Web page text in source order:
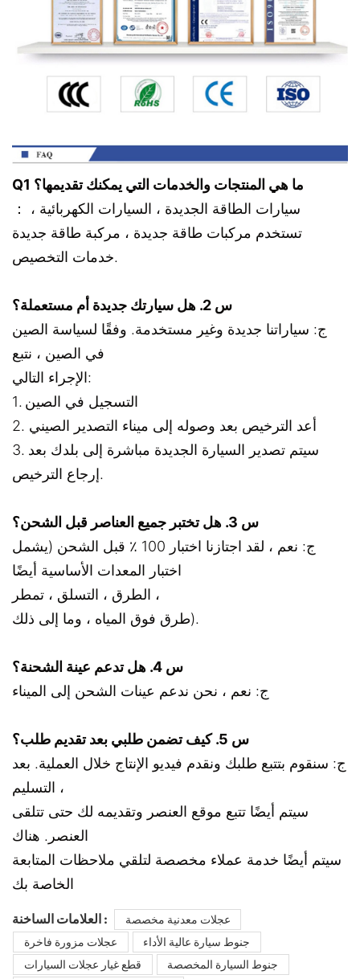
Q1 ما هي المنتجات والخدمات التي يمكنك تقديمها؟
： سيارات الطاقة الجديدة ، السيارات الكهربائية ،
تستخدم مركبات طاقة جديدة ، مركبة طاقة جديدة
خدمات التخصيص.
س 2. هل سيارتك جديدة أم مستعملة؟
ج: سياراتنا جديدة وغير مستخدمة. وفقًا لسياسة الصين
في الصين ، نتبع
الإجراء التالي:
1. التسجيل في الصين
2. أعد الترخيص بعد وصوله إلى ميناء التصدير الصيني
3. سيتم تصدير السيارة الجديدة مباشرة إلى بلدك بعد
إرجاع الترخيص.
س 3. هل تختبر جميع العناصر قبل الشحن؟
ج: نعم ، لقد اجتازنا اختبار 100 ٪ قبل الشحن (يشمل
اختبار المعدات الأساسية أيضًا
الطرق ، التسلق ، تمطر ،
طرق فوق المياه ، وما إلى ذلك).
س 4. هل تدعم عينة الشحنة؟
ج: نعم ، نحن ندعم عينات الشحن إلى الميناء
س 5. كيف تضمن طلبي بعد تقديم طلب؟
ج: سنقوم بتتبع طلبك ونقدم فيديو الإنتاج خلال العملية. بعد
التسليم ،
سيتم أيضًا تتبع موقع العنصر وتقديمه لك حتى تتلقى
العنصر. هناك
سيتم أيضًا خدمة عملاء مخصصة لتلقي ملاحظات المتابعة
الخاصة بك
العلامات الساخنة :
عجلات معدنية مخصصة
عجلات مزورة فاخرة
جنوط سيارة عالية الأداء
قطع غيار عجلات السيارات
جنوط السيارة المخصصة